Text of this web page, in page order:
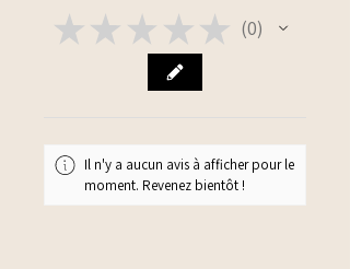
★ ★ ★ ★ ★ 0
0
Il n'y a aucun avis à afficher pour le
moment. Revenez bientôt !